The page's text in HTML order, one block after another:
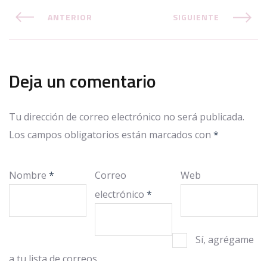
ANTERIOR SIGUIENTE
Deja un comentario
Tu dirección de correo electrónico no será publicada.
Los campos obligatorios están marcados con *
Nombre *
Correo
electrónico*
Web
Sí, agrégame